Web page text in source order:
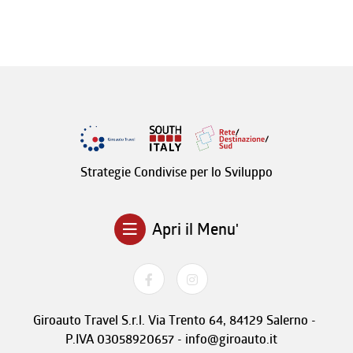
Strategie Condivise per lo Sviluppo
Apri il Menu'
Giroauto Travel S.r.l. Via Trento 64, 84129 Salerno -
P.IVA 03058920657 - info@giroauto.it